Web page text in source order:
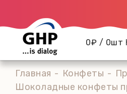
0₽ / 0шт
Главная Конфеты
Шоколадные конфеты